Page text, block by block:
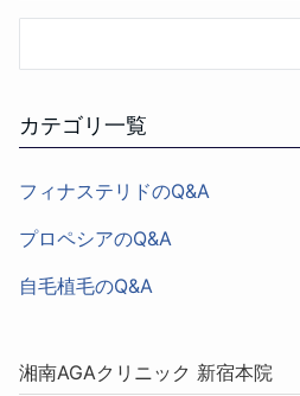
カテゴリ一覧
フィナステリドのQ&A
プロペシアのQ&A
自毛植毛のQ&A
湘南AGAクリニック 新宿本院